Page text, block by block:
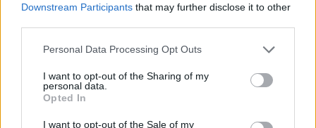
Downstream Participants that may further disclose it to other
Personal Data Processing Opt Outs
I want to opt-out of the Sharing of my
personal data.
Opted In
I want to opt-out of the Sale of my
figyelem középpontjába került, struktúraváltásról, a
finanszírozás átalakításáról, pótlólagos forrás
KEDVES OLVASÓNK!